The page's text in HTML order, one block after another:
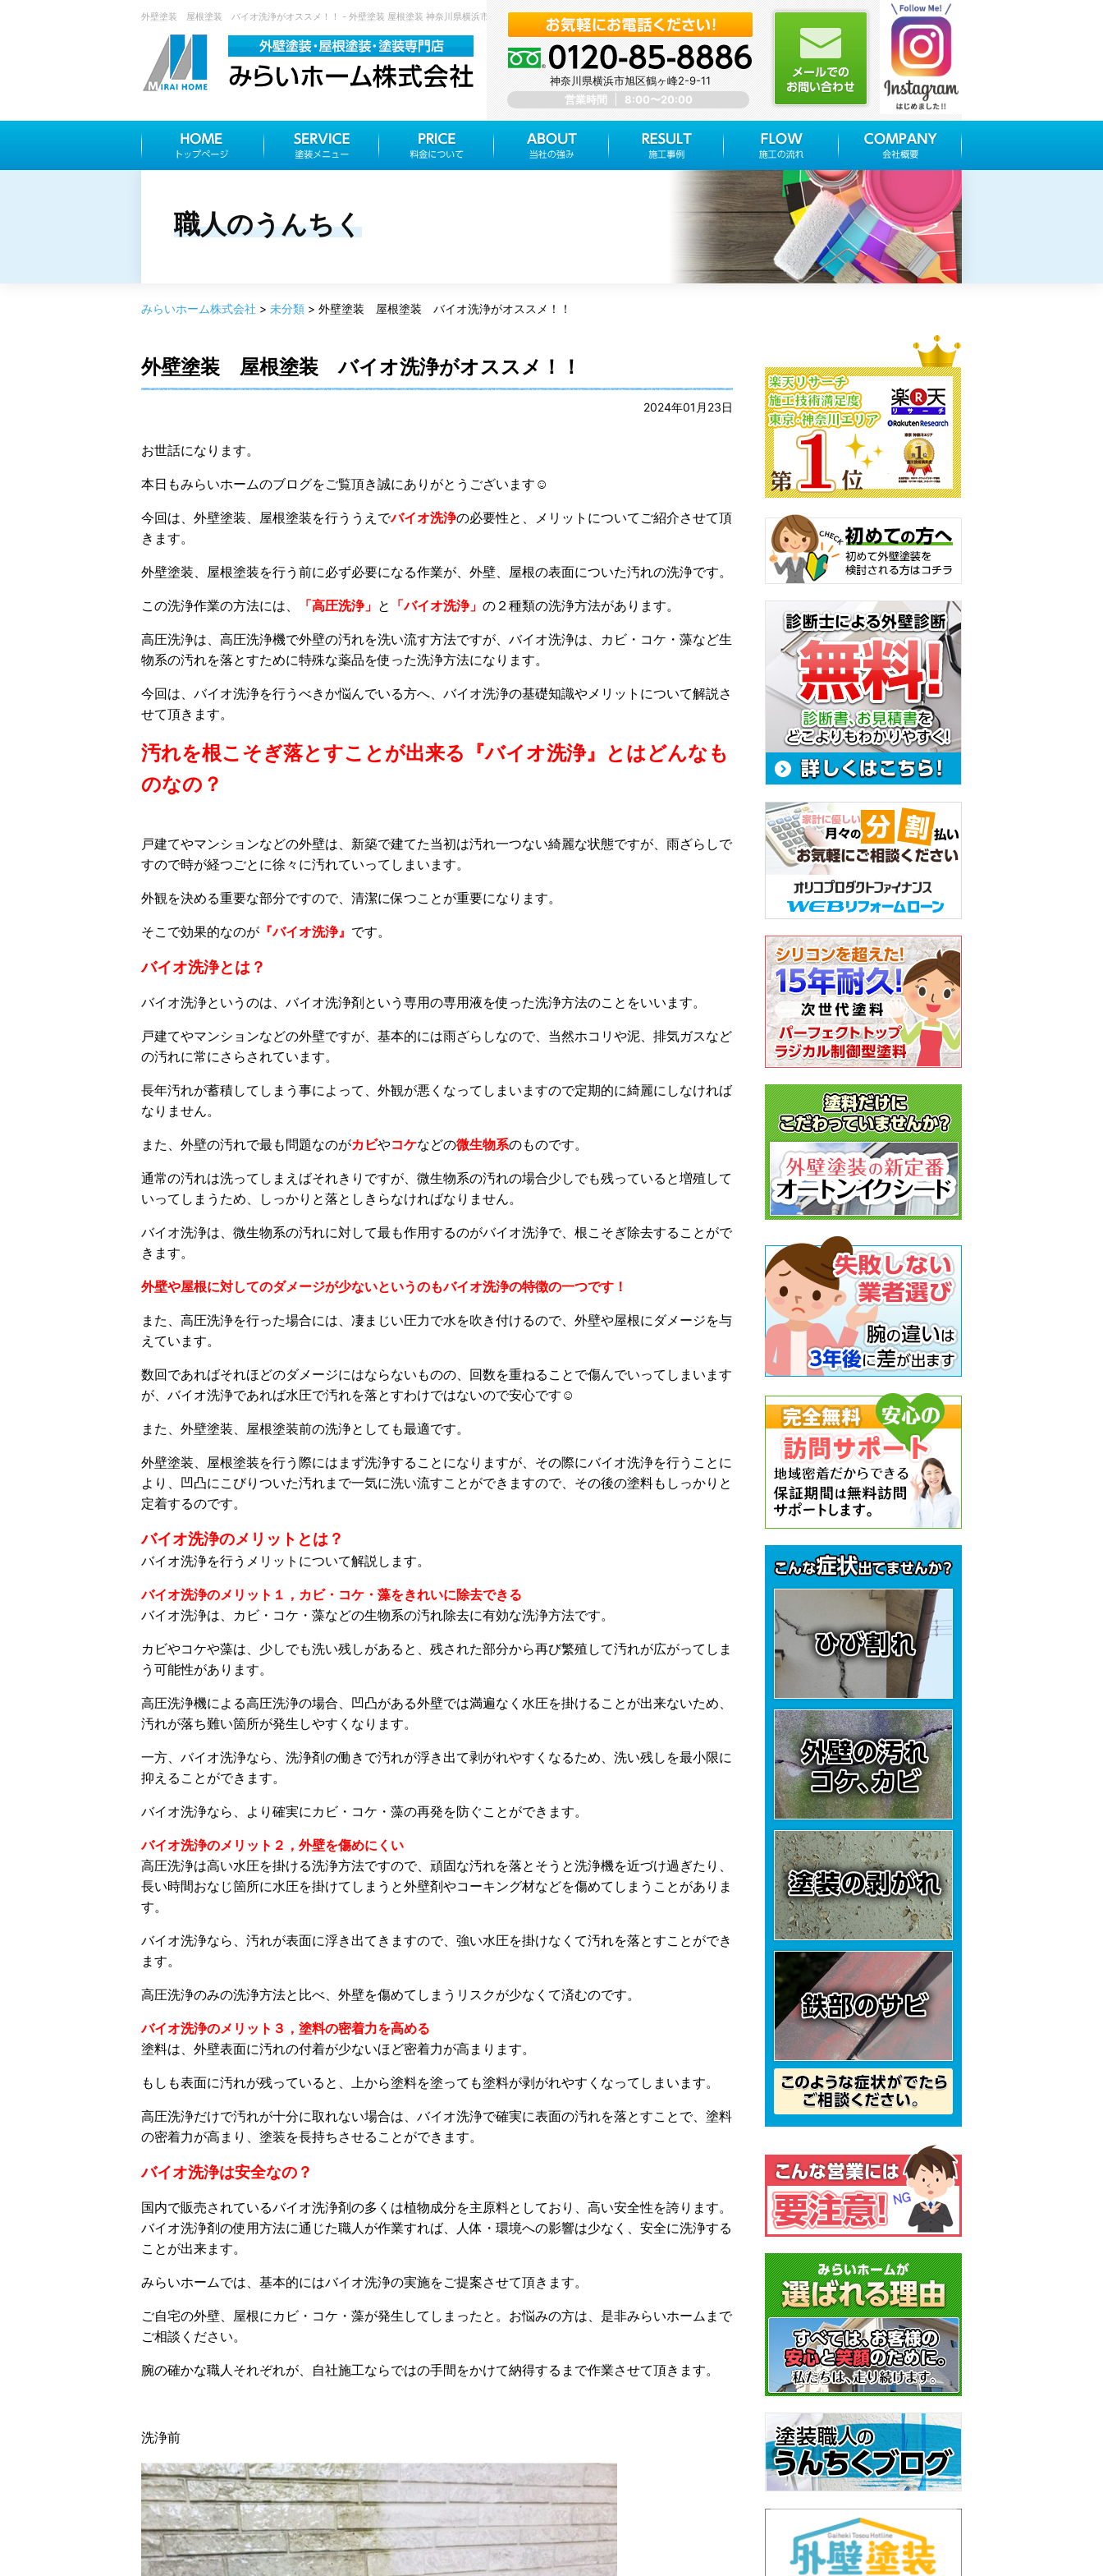
外壁塗装 屋根塗装 バイオ洗浄がオススメ！！ - 外壁塗装 屋根塗装 神奈川県横浜市旭区 みらいホーム株式会社
神奈川県横浜市旭区鶴ヶ峰2-9-11
営業時間
8:00〜20:00
職人のうんちく
みらいホーム株式会社 > 未分類 > 外壁塗装 屋根塗装 バイオ洗浄がオススメ！！
外壁塗装 屋根塗装 バイオ洗浄がオススメ！！
2024年01月23日
お世話になります。
本日もみらいホームのブログをご覧頂き誠にありがとうございます☺
今回は、外壁塗装、屋根塗装を行ううえでバイオ洗浄の必要性と、メリットについてご紹介させて頂
きます。
外壁塗装、屋根塗装を行う前に必ず必要になる作業が、外壁、屋根の表面についた汚れの洗浄です。
この洗浄作業の方法には、 「高圧洗浄」 と 「バイオ洗浄」 の２種類の洗浄方法があります。
高圧洗浄は、高圧洗浄機で外壁の汚れを洗い流す方法ですが、バイオ洗浄は、カビ・コケ・藻など生
物系の汚れを落とすために特殊な薬品を使った洗浄方法になります。
今回は、バイオ洗浄を行うべきか悩んでいる方へ、バイオ洗浄の基礎知識やメリットについて解説さ
せて頂きます。
汚れを根こそぎ落とすことが出来る『バイオ洗浄』とはどんなも
のなの？
戸建てやマンションなどの外壁は、新築で建てた当初は汚れ一つない綺麗な状態ですが、雨ざらしで
すので時が経つごとに徐々に汚れていってしまいます。
外観を決める重要な部分ですので、清潔に保つことが重要になります。
そこで効果的なのが 『バイオ洗浄』 です。
バイオ洗浄とは？
バイオ洗浄というのは、バイオ洗浄剤という専用の専用液を使った洗浄方法のことをいいます。
戸建てやマンションなどの外壁ですが、基本的には雨ざらしなので、当然ホコリや泥、排気ガスなど
の汚れに常にさらされています。
長年汚れが蓄積してしまう事によって、外観が悪くなってしまいますので定期的に綺麗にしなければ
なりません。
また、外壁の汚れで最も問題なのがカビやコケなどの微生物系のものです。
通常の汚れは洗ってしまえばそれきりですが、微生物系の汚れの場合少しでも残っていると増殖して
いってしまうため、しっかりと落としきらなければなりません。
バイオ洗浄は、微生物系の汚れに対して最も作用するのがバイオ洗浄で、根こそぎ除去することがで
きます。
外壁や屋根に対してのダメージが少ないというのもバイオ洗浄の特徴の一つです！
また、高圧洗浄を行った場合には、凄まじい圧力で水を吹き付けるので、外壁や屋根にダメージを与
えています。
数回であればそれほどのダメージにはならないものの、回数を重ねることで傷んでいってしまいます
が、バイオ洗浄であれば水圧で汚れを落とすわけではないので安心です☺
また、外壁塗装、屋根塗装前の洗浄としても最適です。
外壁塗装、屋根塗装を行う際にはまず洗浄することになりますが、その際にバイオ洗浄を行うことに
より、凹凸にこびりついた汚れまで一気に洗い流すことができますので、その後の塗料もしっかりと
定着するのです。
バイオ洗浄のメリットとは？
バイオ洗浄を行うメリットについて解説します。
バイオ洗浄のメリット１，カビ・コケ・藻をきれいに除去できる
バイオ洗浄は、カビ・コケ・藻などの生物系の汚れ除去に有効な洗浄方法です。
カビやコケや藻は、少しでも洗い残しがあると、残された部分から再び繁殖して汚れが広がってしま
う可能性があります。
高圧洗浄機による高圧洗浄の場合、凹凸がある外壁では満遍なく水圧を掛けることが出来ないため、
汚れが落ち難い箇所が発生しやすくなります。
一方、バイオ洗浄なら、洗浄剤の働きで汚れが浮き出て剥がれやすくなるため、洗い残しを最小限に
抑えることができます。
バイオ洗浄なら、より確実にカビ・コケ・藻の再発を防ぐことができます。
バイオ洗浄のメリット２，外壁を傷めにくい
高圧洗浄は高い水圧を掛ける洗浄方法ですので、頑固な汚れを落とそうと洗浄機を近づけ過ぎたり、
長い時間おなじ箇所に水圧を掛けてしまうと外壁剤やコーキング材などを傷めてしまうことがありま
す。
バイオ洗浄なら、汚れが表面に浮き出てきますので、強い水圧を掛けなくて汚れを落とすことができ
ます。
高圧洗浄のみの洗浄方法と比べ、外壁を傷めてしまうリスクが少なくて済むのです。
バイオ洗浄のメリット３，塗料の密着力を高める
塗料は、外壁表面に汚れの付着が少ないほど密着力が高まります。
もしも表面に汚れが残っていると、上から塗料を塗っても塗料が剥がれやすくなってしまいます。
高圧洗浄だけで汚れが十分に取れない場合は、バイオ洗浄で確実に表面の汚れを落とすことで、塗料
の密着力が高まり、塗装を長持ちさせることができます。
バイオ洗浄は安全なの？
国内で販売されているバイオ洗浄剤の多くは植物成分を主原料としており、高い安全性を誇ります。
バイオ洗浄剤の使用方法に通じた職人が作業すれば、人体・環境への影響は少なく、安全に洗浄する
ことが出来ます。
みらいホームでは、基本的にはバイオ洗浄の実施をご提案させて頂きます。
ご自宅の外壁、屋根にカビ・コケ・藻が発生してしまったと。お悩みの方は、是非みらいホームまで
ご相談ください。
腕の確かな職人それぞれが、自社施工ならではの手間をかけて納得するまで作業させて頂きます。
洗浄前